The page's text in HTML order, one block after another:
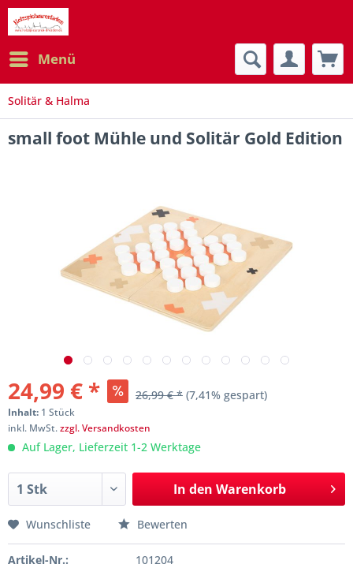
Menü
Solitär & Halma
small foot Mühle und Solitär Gold Edition
24,99 € * 26,99 € * (7,41% gespart)
Inhalt: 1 Stück
inkl. MwSt.zzgl. Versandkosten
Auf Lager, Lieferzeit 1-2 Werktage
In den Warenkorb
Wunschliste Bewerten
Artikel-Nr.:
101204